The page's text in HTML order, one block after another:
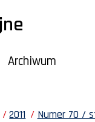
Archiwum
2011 Numer 70 /